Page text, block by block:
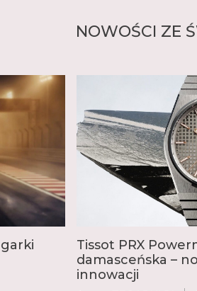
NOWOŚCI ZE
Tissot PRX
damasceńska –
innowacji